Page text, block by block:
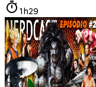
1h29